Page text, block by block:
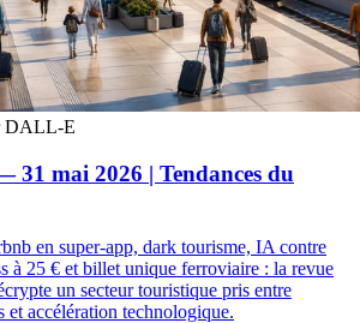
DALL-E
31 mai 2026 | Tendances du
en super-app, dark tourisme, IA contre
à 25 € et billet unique ferroviaire : la revue
un secteur touristique pris entre
et accélération technologique.